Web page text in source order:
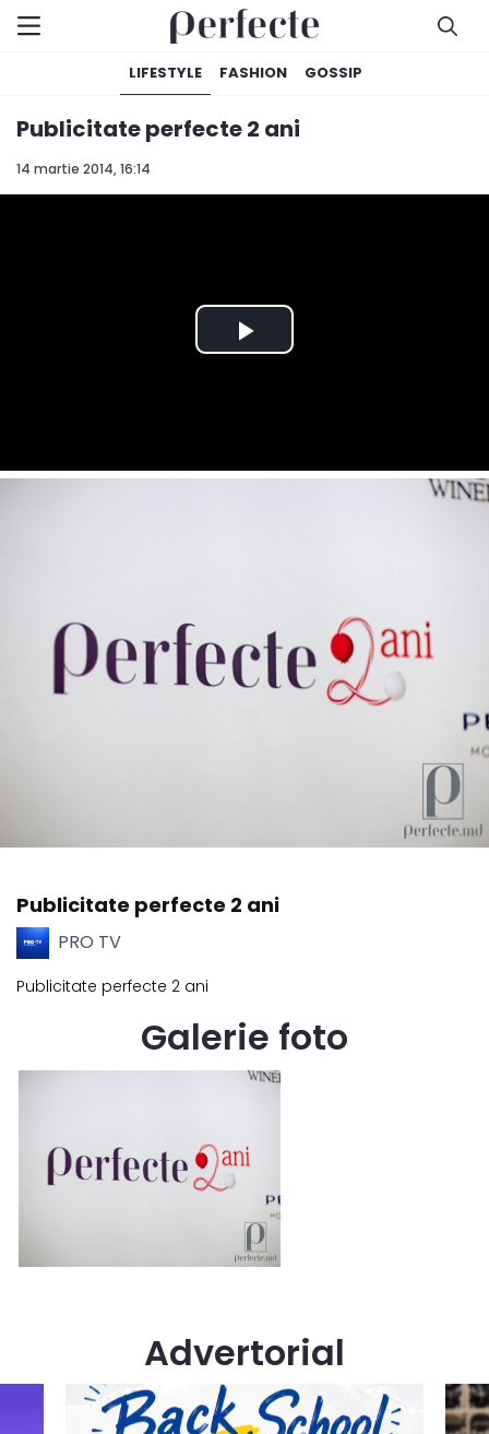
LIFESTYLE FASHION GOSSIP
14 martie 2014, 16:14
Publicitate perfecte 2 ani
Publicitate perfecte 2 ani
PRO TV
Publicitate perfecte 2 ani
Galerie foto
Advertorial